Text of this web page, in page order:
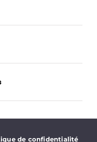
de confidentialité